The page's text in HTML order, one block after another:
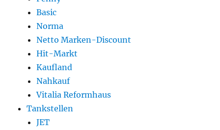
Basic
Norma
Netto Marken-Discount
Hit-Markt
Kaufland
Nahkauf
Vitalia Reformhaus
Tankstellen
JET